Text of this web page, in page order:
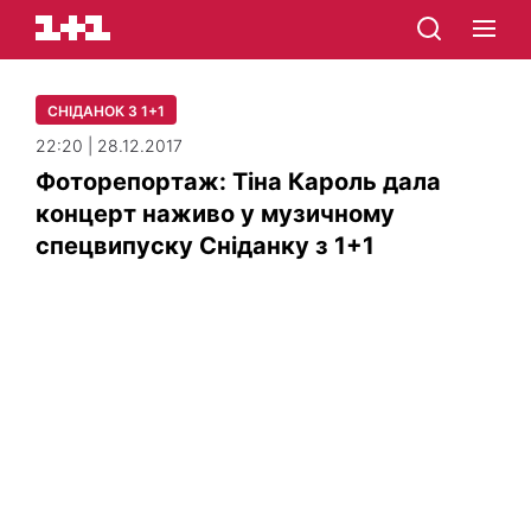
СНІДАНОК З 1+1
22:20 | 28.12.2017
Фоторепортаж: Тіна Кароль дала
концерт наживо у музичному
спецвипуску Сніданку з 1+1